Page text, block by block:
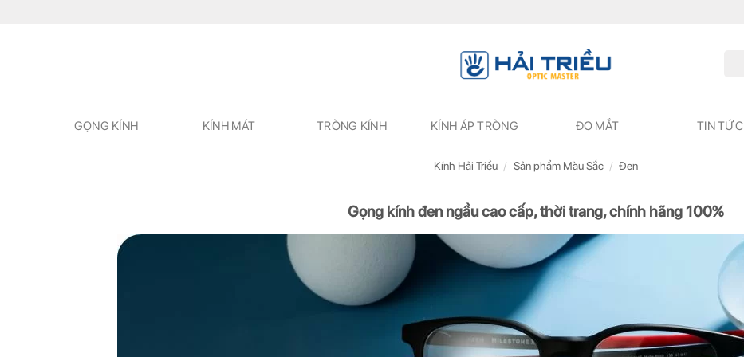
GỌNG KÍNH KÍNH MÁT TRÒNG KÍNH KÍNH ÁP TRÒNG ĐO MẮT TIN TỨC
Kính Hải Triều / Sản phẩm Màu Sắc / Đen
Gọng kính đen ngầu cao cấp, thời trang, chính hãng 100%